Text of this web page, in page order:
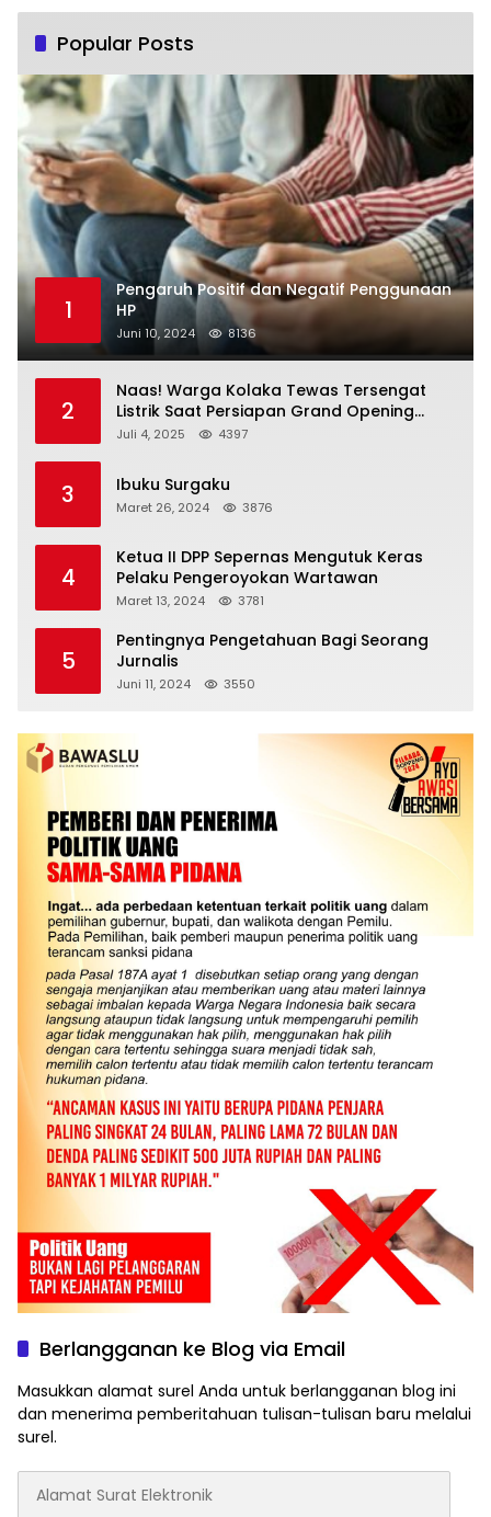
Popular Posts
1
Pengaruh Positif dan Negatif Penggunaan
HP
Juni 10, 2024 8136
2
Naas! Warga Kolaka Tewas Tersengat
Listrik Saat Persiapan Grand Opening
Rumah Makan
Juli 4, 2025 4397
3 Ibuku Surgaku
Maret 26, 2024 3876
4
Ketua II DPP Sepernas Mengutuk Keras
Pelaku Pengeroyokan Wartawan
Maret 13, 2024 3781
5
Pentingnya Pengetahuan Bagi Seorang
Jurnalis
Juni 11, 2024 3550
Berlangganan ke Blog via Email
Masukkan alamat surel Anda untuk berlangganan blog ini
dan menerima pemberitahuan tulisan-tulisan baru melalui
surel.
Surat